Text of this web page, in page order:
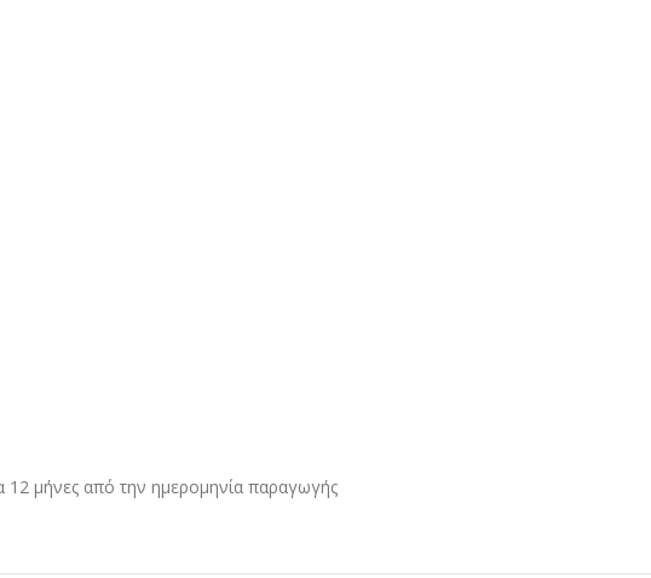
12 μήνες από την ημερομηνία παραγωγής